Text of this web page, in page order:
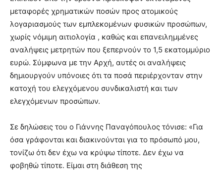
μεταφορές χρηματικών ποσών προς ατομικούς
λογαριασμούς των εμπλεκομένων φυσικών προσώπων,
χωρίς νόμιμη αιτιολογία , καθώς και επανειλημμένες
αναλήψεις μετρητών που ξεπερνούν το 1,5 εκατομμύριο
ευρώ. Σύμφωνα με την Αρχή, αυτές οι αναλήψεις
δημιουργούν υπόνοιες ότι τα ποσά περιέρχονταν στην
κατοχή του ελεγχόμενου συνδικαλιστή και των
ελεγχόμενων προσώπων.
Σε δηλώσεις του ο Γιάννης Παναγόπουλος τόνισε: «Για
όσα γράφονται και διακινούνται για το πρόσωπό μου,
τονίζω ότι δεν έχω να κρύψω τίποτε. Δεν έχω να
φοβηθώ τίποτε. Είμαι στη διάθεση της